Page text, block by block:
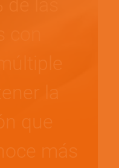
la
que
más